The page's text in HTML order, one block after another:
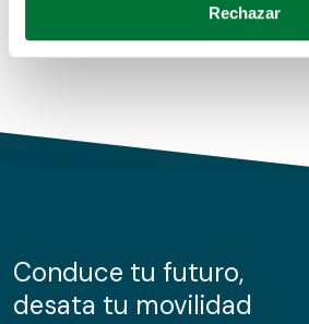
Obtenga más información sobre
de cookies.
información sobre el uso que haga
nuestros partners de redes sociales,
Rechazar
Conduce tu futuro,
desata tu movilidad